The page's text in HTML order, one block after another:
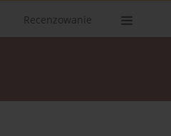
Recenzowanie